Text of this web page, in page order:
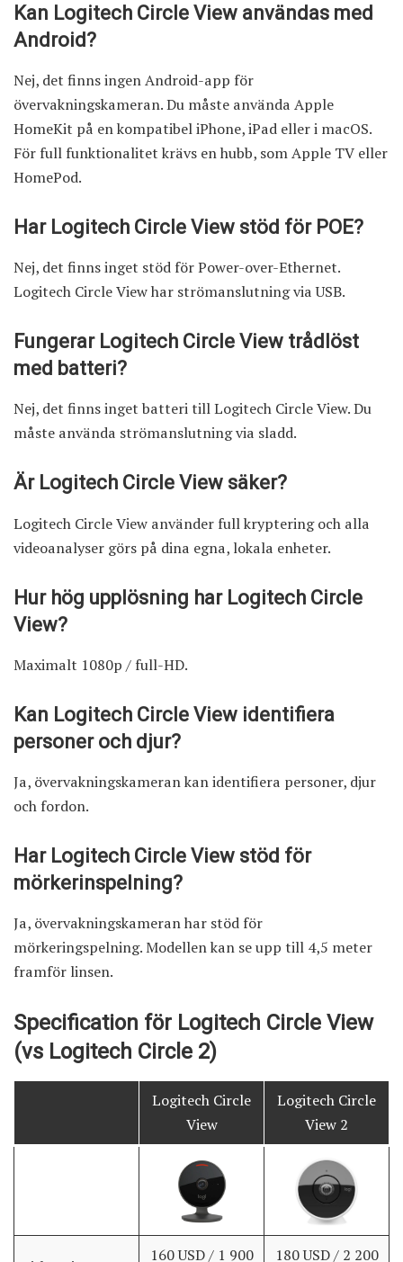
Kan Logitech Circle View användas med
Android?
Nej, det finns ingen Android-app för
övervakningskameran. Du måste använda Apple
HomeKit på en kompatibel iPhone, iPad eller i macOS.
För full funktionalitet krävs en hubb, som Apple TV eller
HomePod.
Har Logitech Circle View stöd för POE?
Nej, det finns inget stöd för Power-over-Ethernet.
Logitech Circle View har strömanslutning via USB.
Fungerar Logitech Circle View trådlöst
med batteri?
Nej, det finns inget batteri till Logitech Circle View. Du
måste använda strömanslutning via sladd.
Är Logitech Circle View säker?
Logitech Circle View använder full kryptering och alla
videoanalyser görs på dina egna, lokala enheter.
Hur hög upplösning har Logitech Circle
View?
Maximalt 1080p / full-HD.
Kan Logitech Circle View identifiera
personer och djur?
Ja, övervakningskameran kan identifiera personer, djur
och fordon.
Har Logitech Circle View stöd för
mörkerinspelning?
Ja, övervakningskameran har stöd för
mörkeringspelning. Modellen kan se upp till 4,5 meter
framför linsen.
Specification för Logitech Circle View
(vs Logitech Circle 2)
Logitech Circle
View
Logitech Circle
View 2
160 USD / 1 900 180 USD / 2 200